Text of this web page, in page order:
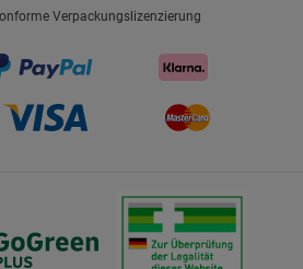
Verpackungslizenzierung